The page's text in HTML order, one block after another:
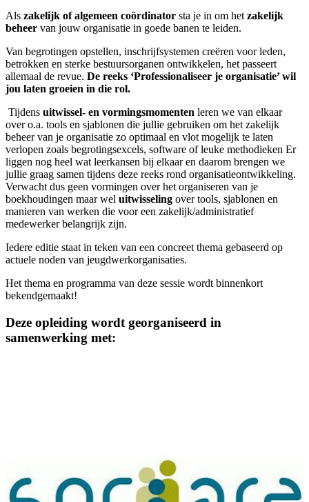
Als zakelijk of algemeen coördinator sta je in om het zakelijk
beheer van jouw organisatie in goede banen te leiden.
Van begrotingen opstellen, inschrijfsystemen creëren voor leden,
betrokken en sterke bestuursorganen ontwikkelen, het passeert
allemaal de revue. De reeks ‘Professionaliseer je organisatie’ wil
jou laten groeien in die rol.
Tijdens uitwissel- en vormingsmomenten leren we van elkaar
over o.a. tools en sjablonen die jullie gebruiken om het zakelijk
beheer van je organisatie zo optimaal en vlot mogelijk te laten
verlopen zoals begrotingsexcels, software of leuke methodieken Er
liggen nog heel wat leerkansen bij elkaar en daarom brengen we
jullie graag samen tijdens deze reeks rond organisatieontwikkeling.
Verwacht dus geen vormingen over het organiseren van je
boekhoudingen maar wel uitwisseling over tools, sjablonen en
manieren van werken die voor een zakelijk/administratief
medewerker belangrijk zijn.
Iedere editie staat in teken van een concreet thema gebaseerd op
actuele noden van jeugdwerkorganisaties.
Het thema en programma van deze sessie wordt binnenkort
bekendgemaakt!
Deze opleiding wordt georganiseerd in
samenwerking met: